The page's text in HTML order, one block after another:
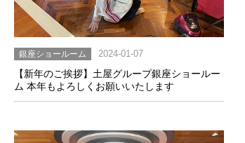
銀座ショールーム 2024-01-07
【新年のご挨拶】土屋グループ銀座ショールー
ム 本年もよろしくお願いいたします